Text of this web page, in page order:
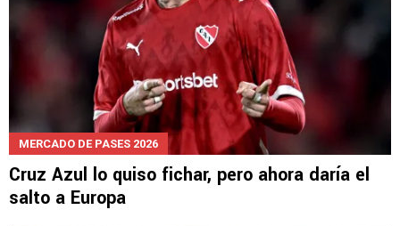
MERCADO DE PASES 2026
Cruz Azul lo quiso fichar, pero ahora daría el
salto a Europa